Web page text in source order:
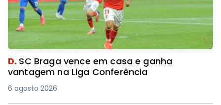
D. SC Braga vence em casa e ganha
vantagem na Liga Conferência
6 agosto 2026